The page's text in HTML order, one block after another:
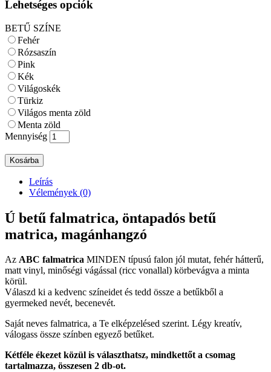
Lehetséges opciók
BETŰ SZÍNE
Fehér
Rózsaszín
Pink
Kék
Világoskék
Türkiz
Világos menta zöld
Menta zöld
Mennyiség
Kosárba
Leírás
Vélemények (0)
Ú betű falmatrica, öntapadós betű
matrica, magánhangzó
Az ABC falmatrica MINDEN típusú falon jól mutat, fehér hátterű,
matt vinyl, minőségi vágással (ricc vonallal) körbevágva a minta
körül.
Válaszd ki a kedvenc színeidet és tedd össze a betűkből a
gyermeked nevét, becenevét.
Saját neves falmatrica, a Te elképzelésed szerint. Légy kreatív,
válogass össze színben egyező betűket.
Kétféle ékezet közül is választhatsz, mindkettőt a csomag
tartalmazza, összesen 2 db-ot.